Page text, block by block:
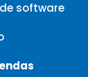
software